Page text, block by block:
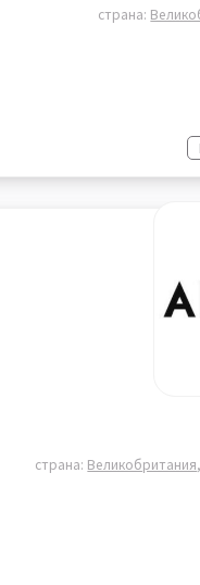
страна:
страна: Великобритания